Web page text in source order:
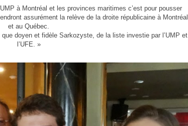
à Montréal et les provinces maritimes c’est pour pousser
assurément la relève de la droite républicaine à Montréal
et au Québec.
doyen et fidèle Sarkozyste, de la liste investie par l’UMP et
l’UFE. »